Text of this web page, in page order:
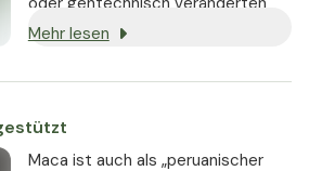
Substanzen. Wo immer möglich,
Zutaten verwendet.
Mehr lesen
Maca ist auch als „peruanischer